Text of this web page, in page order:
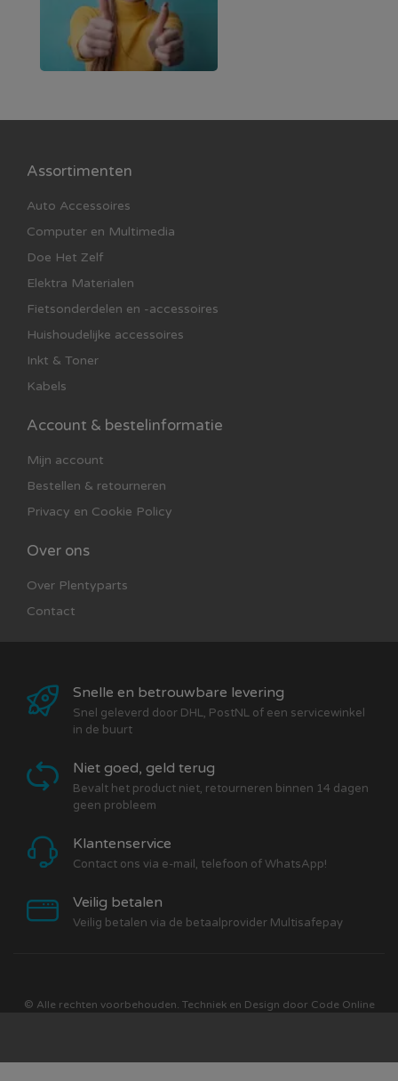
Assortimenten
Auto Accessoires
Computer en Multimedia
Doe Het Zelf
Elektra Materialen
Fietsonderdelen en -accessoires
Huishoudelijke accessoires
Inkt & Toner
Kabels
Account & bestelinformatie
Mijn account
Bestellen & retourneren
Privacy en Cookie Policy
Over ons
Over Plentyparts
Contact
Snelle en betrouwbare levering
Snel geleverd door DHL, PostNL of een servicewinkel
in de buurt
Niet goed, geld terug
Bevalt het product niet, retourneren binnen 14 dagen
geen probleem
Klantenservice
Contact ons via e-mail, telefoon of WhatsApp!
Veilig betalen
Veilig betalen via de betaalprovider Multisafepay
© Alle rechten voorbehouden. Techniek en Design door Code Online